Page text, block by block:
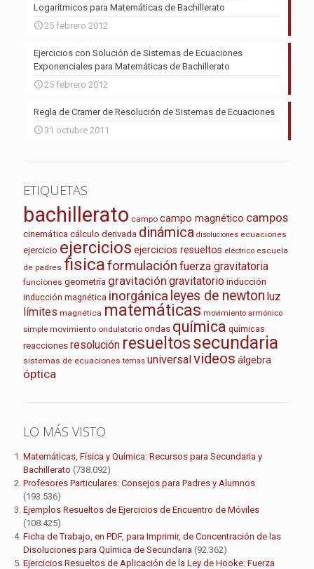
Logarítmicos para Matemáticas de Bachillerato
25 febrero 2012
Ejercicios con Solución de Sistemas de Ecuaciones
Exponenciales para Matemáticas de Bachillerato
25 febrero 2012
Regla de Cramer de Resolución de Sistemas de Ecuaciones
31 octubre 2011
ETIQUETAS
bachillerato campo campo magnético campos
cinemática cálculo derivada dinámica disoluciones ecuaciones
ejercicio ejercicios ejercicios resueltos eléctrico escuela
de padres fisicaformulación fuerza gravitatoria
funciones geometría gravitación gravitatorio inducción
inducción magnética inorgánica leyes de newton luz
límites magnética matemáticas movimiento armónico
simple movimiento ondulatorio ondas química químicas
reacciones resolución resueltossecundaria
sistemas de ecuaciones temas universalvideos álgebra
óptica
LO MÁS VISTO
Matemáticas, Física y Química: Recursos para Secundaria y
Bachillerato (738.092)
Profesores Particulares: Consejos para Padres y Alumnos
(193.536)
Ejemplos Resueltos de Ejercicios de Encuentro de Móviles
(108.425)
Ficha de Trabajo, en PDF, para Imprimir, de Concentración de las
Disoluciones para Química de Secundaria (92.362)
Ejercicios Resueltos de Aplicación de la Ley de Hooke: Fuerza